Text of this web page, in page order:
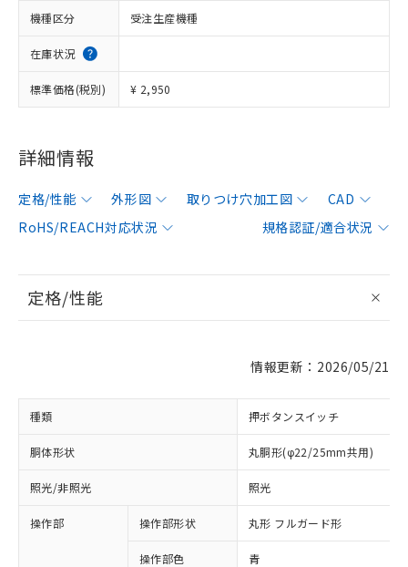
機種区分 受注生産機種
在庫状況
標準価格(税別) ¥ 2,950
詳細情報
定格/性能 外形図 取りつけ穴加工図
CAD
RoHS/REACH対応状況
規格認証/適合状況
定格/性能
情報更新：2026/05/21
種類 押ボタンスイッチ
胴体形状 丸胴形(φ22/25mm共用)
照光/非照光 照光
操作部 操作部形状 丸形 フルガード形
操作部色 青